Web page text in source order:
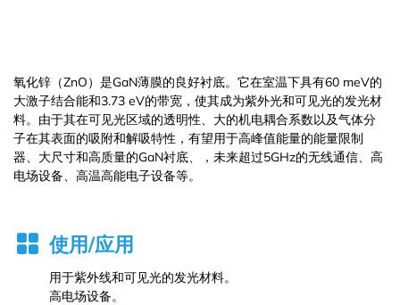
氧化锌（ZnO）是GaN薄膜的良好衬底。它在室温下具有60 meV的
大激子结合能和3.73 eV的带宽，使其成为紫外光和可见光的发光材
料。由于其在可见光区域的透明性、大的机电耦合系数以及气体分
子在其表面的吸附和解吸特性，有望用于高峰值能量的能量限制
器、大尺寸和高质量的GaN衬底、，未来超过5GHz的无线通信、高
电场设备、高温高能电子设备等。
使用/应用
用于紫外线和可见光的发光材料。
高电场设备。